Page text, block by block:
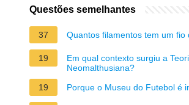
Questões semelhantes
37 Quantos filamentos tem um fio
19
Em qual contexto surgiu a
Neomalthusiana?
19
Porque o Museu do Futebol é